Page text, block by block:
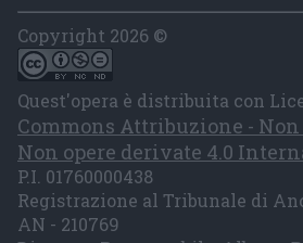
Copyright 2026 ©
Quest'opera è distribuita con
Commons Attribuzione -
Non opere derivate 4.0
P.I. 01760000438
Registrazione al Tribunale di
AN - 210769